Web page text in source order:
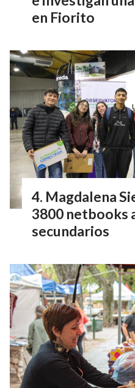
en Fiorito
Magdalena
3800 netbooks
secundarios